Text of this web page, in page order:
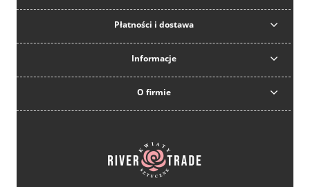
Płatności i dostawa
Informacje
O firmie